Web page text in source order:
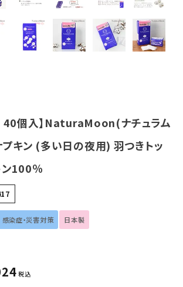
トウェア
ティ
40個入】NaturaMoon(ナチュラム
キン (多い日の夜用) 羽つきトッ
ン100％
感染症・災害対策 日本製
税込